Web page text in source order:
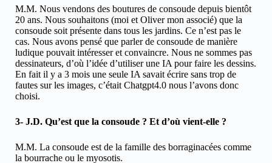
M.M. Nous vendons des boutures de consoude depuis bientôt
20 ans. Nous souhaitons (moi et Oliver mon associé) que la
consoude soit présente dans tous les jardins. Ce n’est pas le
cas. Nous avons pensé que parler de consoude de manière
ludique pouvait intéresser et convaincre. Nous ne sommes pas
dessinateurs, d’où l’idée d’utiliser une IA pour faire les dessins.
En fait il y a 3 mois une seule IA savait écrire sans trop de
fautes sur les images, c’était Chatgpt4.0 nous l’avons donc
choisi.
3- J.D. Qu’est que la consoude ? Et d’où vient-elle ?
M.M. La consoude est de la famille des borraginacées comme
la bourrache ou le myosotis.